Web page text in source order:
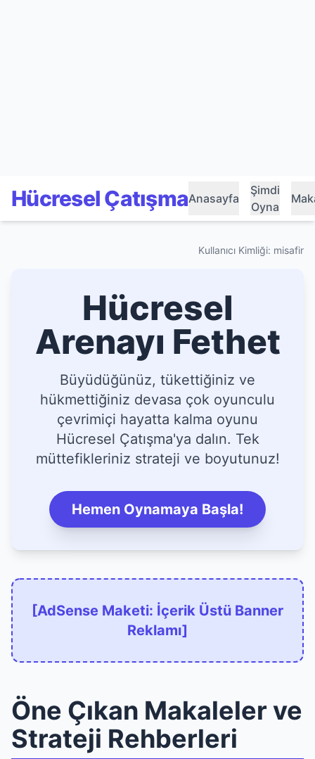
Hücresel ÇatışmaAnasayfa
Şimdi
Oyna
Kullanıcı Kimliği: misafir
Hücresel
Arenayı Fethet
Büyüdüğünüz, tükettiğiniz ve
hükmettiğiniz devasa çok oyunculu
çevrimiçi hayatta kalma oyunu
Hücresel Çatışma'ya dalın. Tek
müttefikleriniz strateji ve boyutunuz!
Hemen Oynamaya Başla!
[AdSense Maketi: İçerik Üstü Banner
Reklamı]
Öne Çıkan Makaleler ve
Strateji Rehberleri